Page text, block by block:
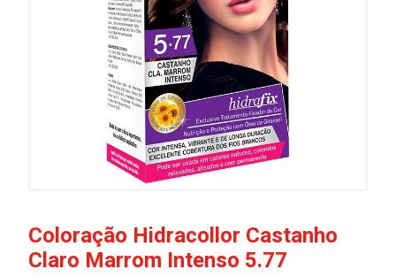
Coloração Hidracollor Castanho
Claro Marrom Intenso 5.77